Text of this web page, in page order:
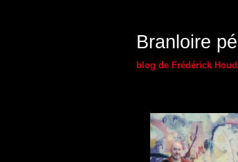
Branloire
blog de Frédérick